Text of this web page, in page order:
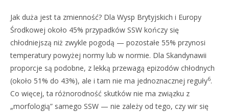
Jak duża jest ta zmienność? Dla Wysp Brytyjskich i Europy
Środkowej około 45% przypadków SSW kończy się
chłodniejszą niż zwykle pogodą — pozostałe 55% przynosi
temperatury powyżej normy lub w normie. Dla Skandynawii
proporcje są podobne, z lekką przewagą epizodów chłodnych
(około 51% do 43%), ale i tam nie ma jednoznacznej reguły6.
Co więcej, ta różnorodność skutków nie ma związku z
„morfologią” samego SSW — nie zależy od tego, czy wir się